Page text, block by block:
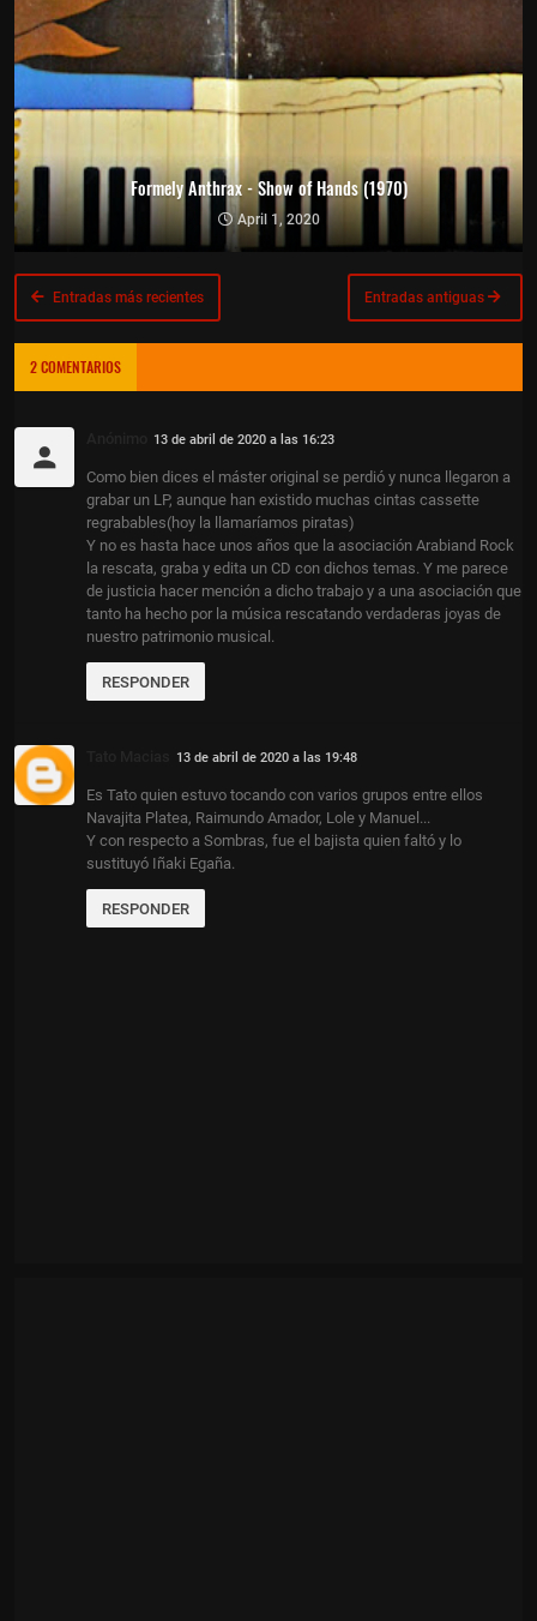
Formely Anthrax - Show of Hands (1970)
April 1, 2020
Entradas más recientes Entradas antiguas
2 COMENTARIOS
13 de abril de 2020 a las 16:23
Como bien dices el máster original se perdió y nunca llegaron a
grabar un LP, aunque han existido muchas cintas cassette
regrabables(hoy la llamaríamos piratas)
Y no es hasta hace unos años que la asociación Arabiand Rock
la rescata, graba y edita un CD con dichos temas. Y me parece
de justicia hacer mención a dicho trabajo y a una asociación que
tanto ha hecho por la música rescatando verdaderas joyas de
nuestro patrimonio musical.
RESPONDER
13 de abril de 2020 a las 19:48
Es Tato quien estuvo tocando con varios grupos entre ellos
Navajita Platea, Raimundo Amador, Lole y Manuel...
Y con respecto a Sombras, fue el bajista quien faltó y lo
sustituyó Iñaki Egaña.
RESPONDER